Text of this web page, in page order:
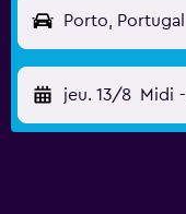
Porto, Portugal
jeu. 13/8 Midi -